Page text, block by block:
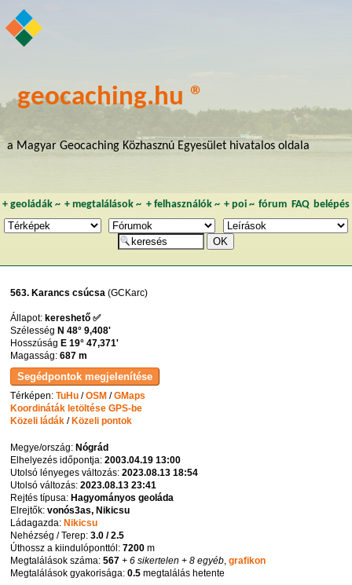
geocaching.hu ®
a Magyar Geocaching Közhasznú Egyesület hivatalos oldala
+ geoládák~ +megtalálások ~ + felhasználók~ + poi~ fórum FAQ belépés
563. Karancs csúcsa (GCKarc)
Állapot: kereshető ✅
Szélesség N 48° 9,408'
Hosszúság E 19° 47,371'
Magasság:687 m
Térképen:TuHu /OSM /GMaps
Koordináták letöltése GPS-be
Közeli ládák / Közeli pontok
Megye/ország: Nógrád
Elhelyezés időpontja:2003.04.19 13:00
Utolsó lényeges változás:2023.08.13 18:54
Utolsó változás:2023.08.13 23:41
Rejtés típusa: Hagyományos geoláda
Elrejtők:vonós3as, Nikicsu
Ládagazda: Nikicsu
Nehézség / Terep:3.0 / 2.5
Úthossz a kiindulóponttól:7200 m
Megtalálások száma:567 + 6 sikertelen + 8 egyéb,grafikon
Megtalálások gyakorisága:0.5 megtalálás hetente